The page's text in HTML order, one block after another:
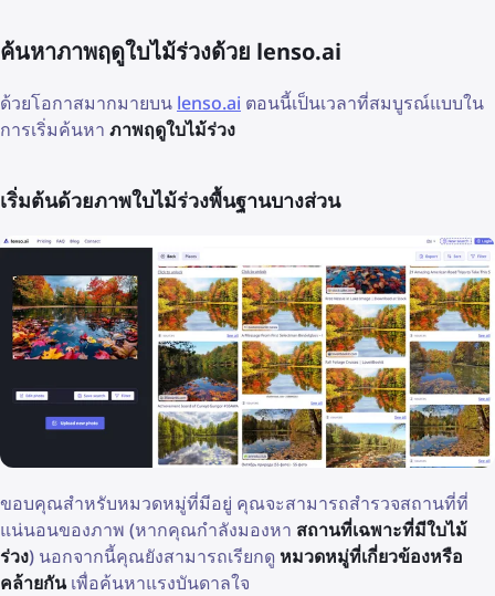
ค้นหาภาพฤดูใบไม้ร่วงด้วย lenso.ai
ด้วยโอกาสมากมายบน lenso.ai ตอนนี้เป็นเวลาที่สมบูรณ์แบบใน
การเริ่มค้นหา ภาพฤดูใบไม้ร่วง
เริ่มต้นด้วยภาพใบไม้ร่วงพื้นฐานบางส่วน
ขอบคุณสำหรับหมวดหมู่ที่มีอยู่ คุณจะสามารถสำรวจสถานที่ที่
แน่นอนของภาพ (หากคุณกำลังมองหา สถานที่เฉพาะที่มีใบไม้
ร่วง) นอกจากนี้คุณยังสามารถเรียกดู หมวดหมู่ที่เกี่ยวข้องหรือ
คล้ายกันเพื่อค้นหาแรงบันดาลใจ